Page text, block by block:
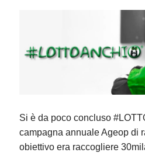
Si è da poco concluso
campagna annuale Ageop di
obiettivo era raccogliere